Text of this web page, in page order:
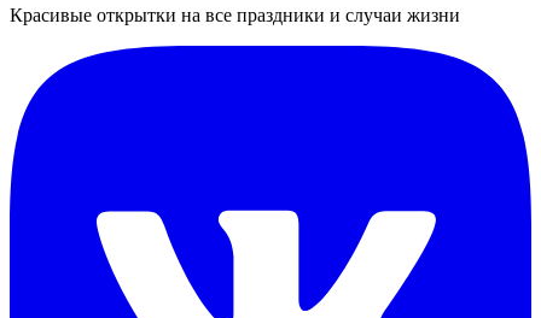
Красивые открытки на все праздники и случаи жизни